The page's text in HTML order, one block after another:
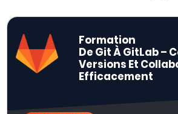
Formation
De Git À GitLab –
Versions Et
Efficacement